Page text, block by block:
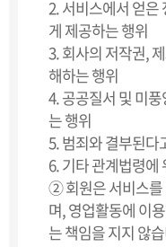
2. 서비스에서 얻은
게 제공하는 행위
3. 회사의 저작권,
해하는 행위
4. 공공질서 및 미
는 행위
5. 범죄와 결부된다
6. 기타 관계법령에
② 회원은 서비스를
며, 영업활동에 이
는 책임을 지지 않